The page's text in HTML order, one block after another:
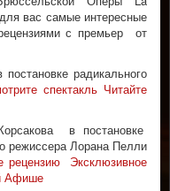
вас самые интересные
с премьер от
радикального
спектакль Читайте
в постановке
режиссера Лорана Пелли
рецензию Эксклюзивное
Афише